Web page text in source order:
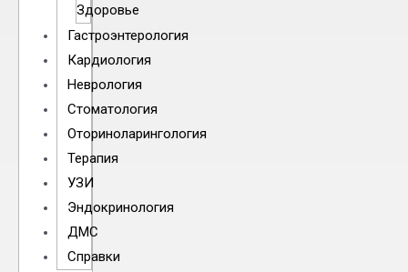
Здоровье
Гастроэнтерология
Кардиология
Неврология
Стоматология
Оториноларингология
Терапия
УЗИ
Эндокринология
ДМС
Справки